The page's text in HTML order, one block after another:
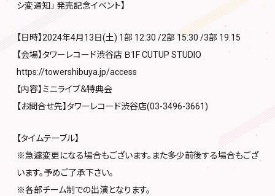
シ変通知」 発売記念イベント】
【日時】2024年4月13日(土) 1部 12:30 /2部 15:30 /3部 19:15
【会場】タワーレコード渋谷店 Ｂ1F CUTUP STUDIO
https://towershibuya.jp/access
【内容】ミニライブ＆特典会
【お問合せ先】タワーレコード渋谷店(03-3496-3661)
【タイムテーブル】
※急遽変更になる場合もございます。また多少前後する場合もござ
います。予めご了承下さい。
※各部チーム制での出演となります。